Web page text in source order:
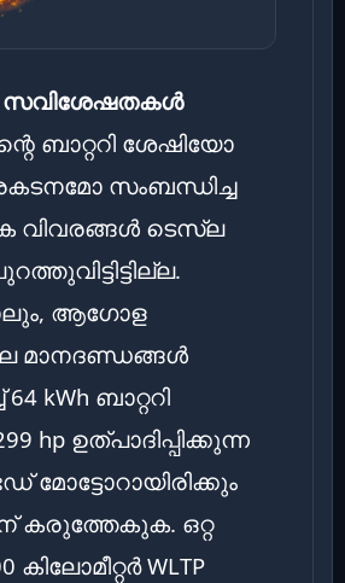
സവിശേഷതകൾ
ബാറ്ററി ശേഷിയോ
സംബന്ധിച്ച
വിവരങ്ങൾ ടെസ്‌ല
ആഗോള
മാനദണ്ഡങ്ങൾ
kWh ബാറ്ററി
hp ഉത്പാദിപ്പിക്കുന്ന
മോട്ടോറായിരിക്കും
കരുത്തേകുക. ഒറ്റ
കിലോമീറ്റർ WLTP